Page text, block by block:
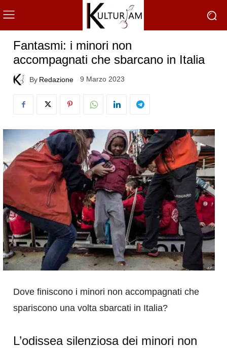
Fantasmi: i minori non
accompagnati che sbarcano in Italia
By Redazione 9 Marzo 2023
Dove finiscono i minori non accompagnati che
spariscono una volta sbarcati in Italia?
L’odissea silenziosa dei minori non